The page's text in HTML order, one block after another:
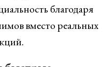
благодаря
вместо реальных